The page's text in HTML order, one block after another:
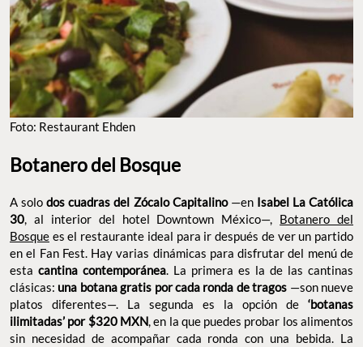
Foto: Restaurant Ehden
Botanero del Bosque
A solodos cuadras del Zócalo Capitalino—en Isabel La Católica
30, al interior del hotel Downtown México—, Botanero del
Bosque es el restaurante ideal para ir después de ver un partido
en el Fan Fest. Hay varias dinámicas para disfrutar del menú de
esta cantina contemporánea. La primera es la de las cantinas
clásicas: una botana gratis por cada ronda de tragos —son nueve
platos diferentes—. La segunda es la opción de ‘botanas
ilimitadas’ por $320 MXN, en la que puedes probar los alimentos
sin necesidad de acompañar cada ronda con una bebida. La